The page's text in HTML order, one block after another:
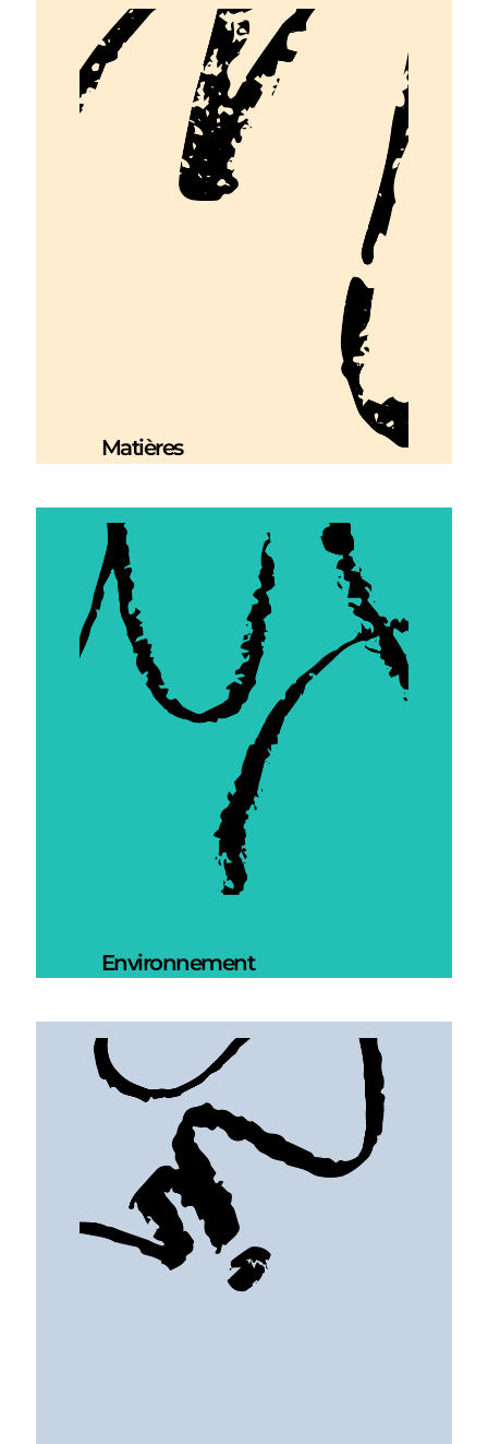
Matières
Environnement